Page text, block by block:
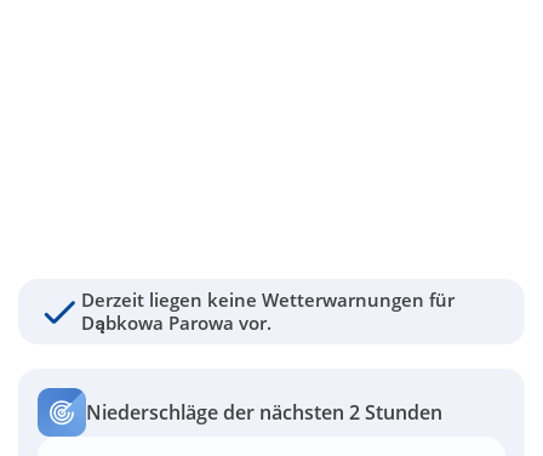
Derzeit liegen keine Wetterwarnungen für
Dąbkowa Parowa vor.
Niederschläge der nächsten 2 Stunden